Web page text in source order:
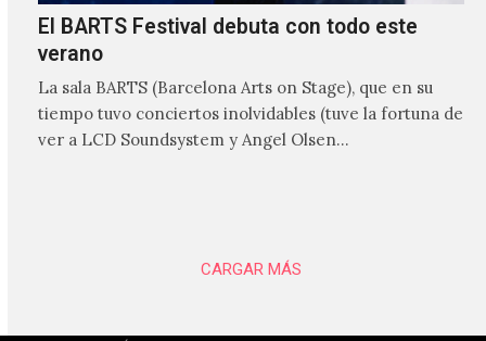
El BARTS Festival debuta con todo este
verano
La sala BARTS (Barcelona Arts on Stage), que en su
tiempo tuvo conciertos inolvidables (tuve la fortuna de
ver a LCD Soundsystem y Angel Olsen…
CARGAR MÁS